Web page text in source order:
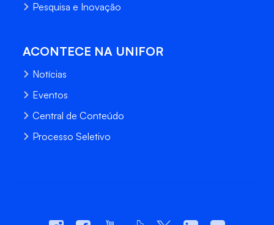
Pesquisa e Inovação
ACONTECE NA UNIFOR
Notícias
Eventos
Central de Conteúdo
Processo Seletivo